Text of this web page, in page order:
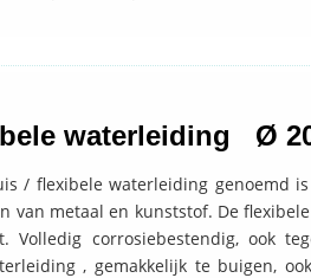
waterleiding Ø
/ flexibele waterleiding genoemd
van metaal en kunststof. De
Volledig corrosiebestendig, ook
, gemakkelijk te buigen,